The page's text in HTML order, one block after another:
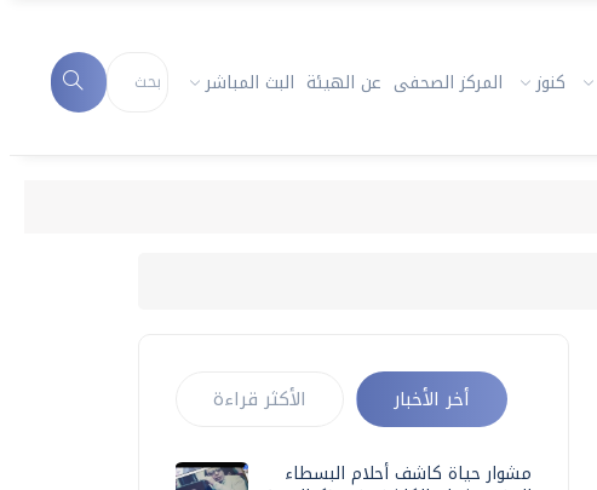
كنوز المركز الصحفى عن الهيئة البث المباشر
أخر الأخبار الأكثر قراءة
مشوار حياة كاشف أحلام البسطاء